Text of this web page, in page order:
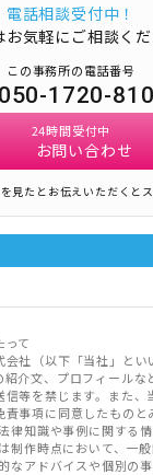
電話相談受付中！
お気軽にご相談く
この事務所の電話番号
050-1720-
24時間受付中
お問い合わせ
見たとお伝えいただくとス
て
社（以下「当社」とい
介文、プロフィールな
等を禁じます。また、
事項に同意したものと
律知識や事例に関する
制作時点において、一
なアドバイスや個別の